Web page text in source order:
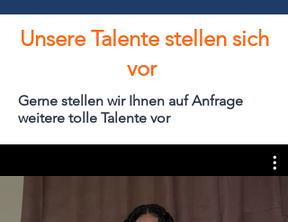
Unsere Talente stellen sich
vor
Gerne stellen wir Ihnen auf Anfrage
weitere tolle Talente vor